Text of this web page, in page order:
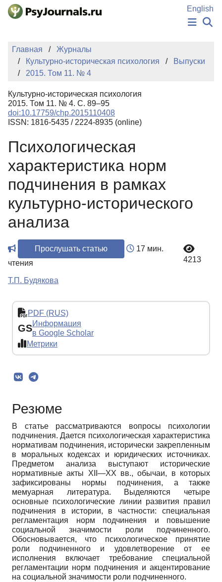
Перейти к основному содержанию
English
НОВОСТИ
КЛЮЧЕВЫЕ СЛОВА
Регистрация
Главная
Журналы
Культурно-историческая психология
Выпуски
2015. Том 11. № 4
Культурно-историческая психология
2015. Том 11. № 4. С. 89–95
doi:10.17759/chp.2015110408
ISSN: 1816-5435 / 2224-8935 (online)
Психологическая
характеристика норм
подчинения в рамках
культурно-исторического
анализа
Прослушать статью
17 мин.
чтения
4213
Т.П. Будякова
PDF (RUS)
GSИнформация
в Google Scholar
Метрики
Резюме
В статье рассматриваются вопросы психологии
подчинения. Дается психологическая характеристика
нормативам подчинения, исторически закрепленным
в моральных кодексах и юридических источниках.
Предметом анализа выступают исторические
нормативные акты XII—XX вв., обычаи, в которых
зафиксированы нормы подчинения, а также
мемуарная литература. Выделяются четыре
основные психологические линии развития правил
подчинения в истории, в частности: специальная
регламентация норм подчинения и повышение
социальной значимости роли подчиненного.
Обосновывается, что психологическое принятие
роли подчиненного и удовлетворение от ее
исполнения включает требование специальной
регламентации норм подчинения и акцентирование
на социальной значимости роли подчиненного.